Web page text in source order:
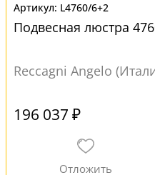
L4760/6+2
Подвесная люстра
Reccagni Angelo
196 037 ₽